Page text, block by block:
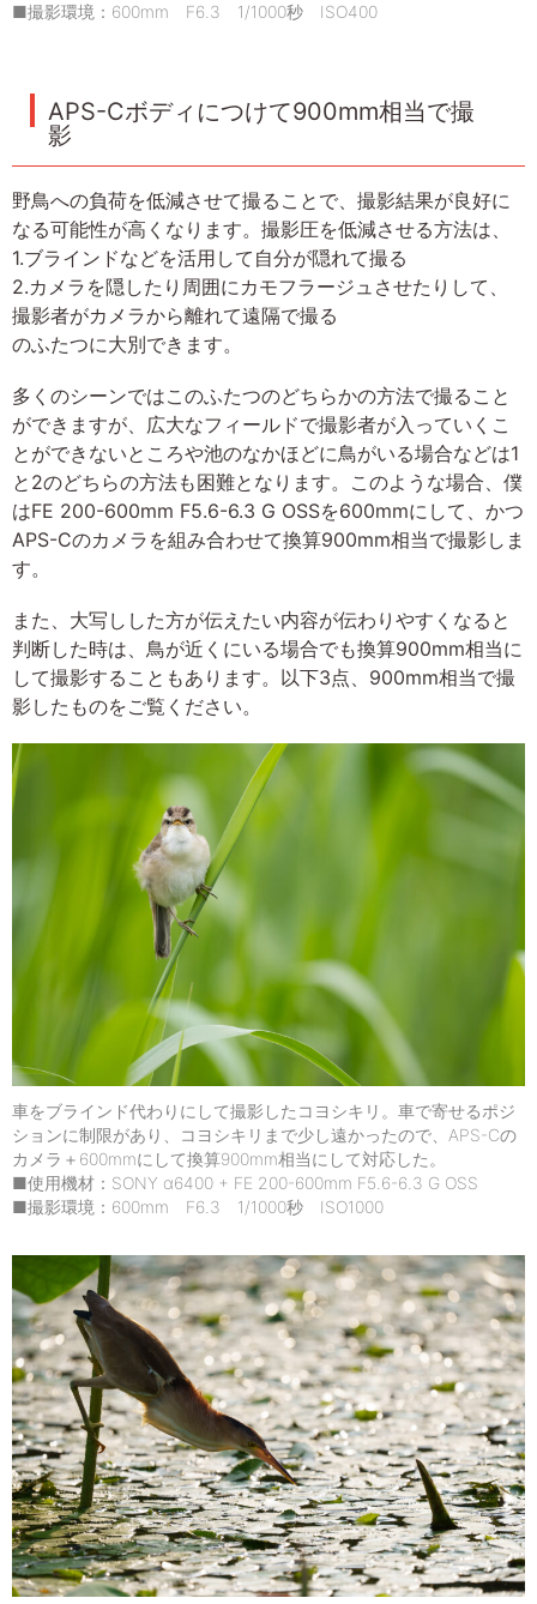
■撮影環境：600mm F6.3 1/1000秒 ISO400
APS-Cボディにつけて900mm相当で撮
影
野鳥への負荷を低減させて撮ることで、撮影結果が良好に
なる可能性が高くなります。撮影圧を低減させる方法は、
1.ブラインドなどを活用して自分が隠れて撮る
2.カメラを隠したり周囲にカモフラージュさせたりして、
撮影者がカメラから離れて遠隔で撮る
のふたつに大別できます。
多くのシーンではこのふたつのどちらかの方法で撮ること
ができますが、広大なフィールドで撮影者が入っていくこ
とができないところや池のなかほどに鳥がいる場合などは1
と2のどちらの方法も困難となります。このような場合、僕
はFE 200-600mm F5.6-6.3 G OSSを600mmにして、かつ
APS-Cのカメラを組み合わせて換算900mm相当で撮影しま
す。
また、大写しした方が伝えたい内容が伝わりやすくなると
判断した時は、鳥が近くにいる場合でも換算900mm相当に
して撮影することもあります。以下3点、900mm相当で撮
影したものをご覧ください。
車をブラインド代わりにして撮影したコヨシキリ。車で寄せるポジ
ションに制限があり、コヨシキリまで少し遠かったので、APS-Cの
カメラ＋600mmにして換算900mm相当にして対応した。
■使用機材：SONY α6400 + FE 200-600mm F5.6-6.3 G OSS
■撮影環境：600mm F6.3 1/1000秒 ISO1000